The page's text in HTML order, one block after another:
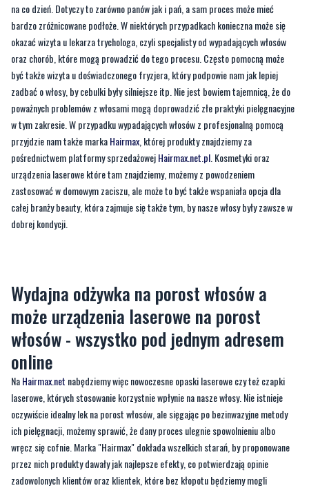
na co dzień. Dotyczy to zarówno panów jak i pań, a sam proces może mieć
bardzo zróżnicowane podłoże. W niektórych przypadkach konieczna może się
okazać wizyta u lekarza trychologa, czyli specjalisty od wypadających włosów
oraz chorób, które mogą prowadzić do tego procesu. Często pomocną może
być także wizyta u doświadczonego fryzjera, który podpowie nam jak lepiej
zadbać o włosy, by cebulki były silniejsze itp. Nie jest bowiem tajemnicą, że do
poważnych problemów z włosami mogą doprowadzić złe praktyki pielęgnacyjne
w tym zakresie. W przypadku wypadających włosów z profesjonalną pomocą
przyjdzie nam także markaHairmax, której produkty znajdziemy za
pośrednictwem platformy sprzedażowejHairmax.net.pl . Kosmetyki oraz
urządzenia laserowe które tam znajdziemy, możemy z powodzeniem
zastosować w domowym zaciszu, ale może to być także wspaniała opcja dla
całej branży beauty, która zajmuje się także tym, by nasze włosy były zawsze w
dobrej kondycji.
Wydajna odżywka na porost włosów a
może urządzenia laserowe na porost
włosów - wszystko pod jednym adresem
online
NaHairmax.net nabędziemy więc nowoczesne opaski laserowe czy też czapki
laserowe, których stosowanie korzystnie wpłynie na nasze włosy. Nie istnieje
oczywiście idealny lek na porost włosów, ale sięgając po bezinwazyjne metody
ich pielęgnacji, możemy sprawić, że dany proces ulegnie spowolnieniu albo
wręcz się cofnie. Marka "Hairmax" dokłada wszelkich starań, by proponowane
przez nich produkty dawały jak najlepsze efekty, co potwierdzają opinie
zadowolonych klientów oraz klientek, które bez kłopotu będziemy mogli